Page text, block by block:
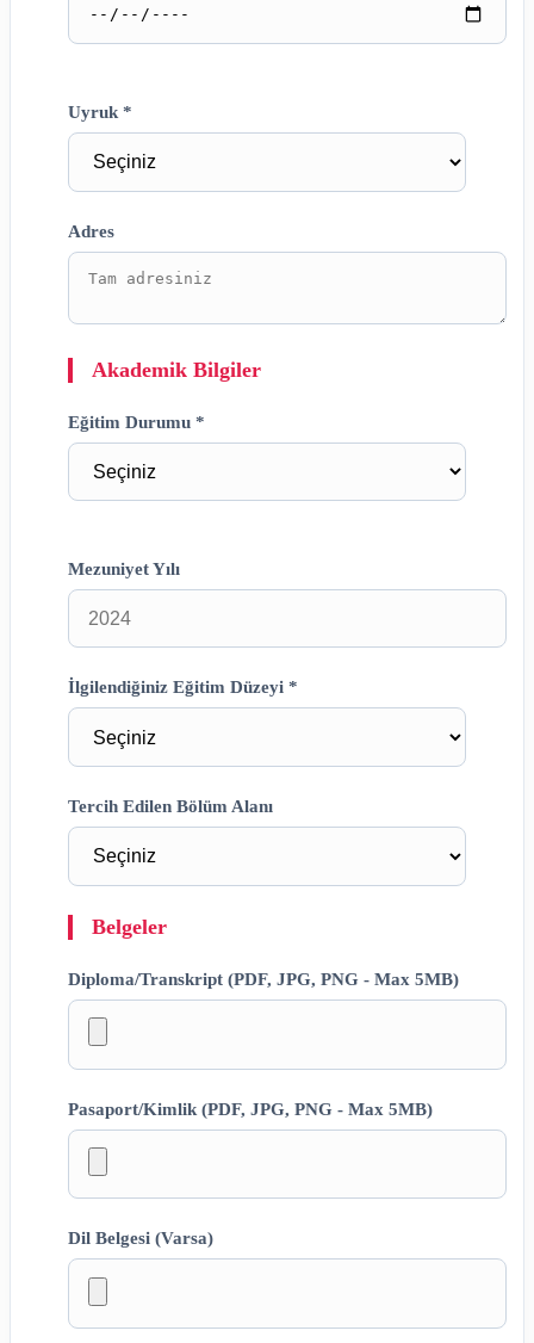
Uyruk *
Adres
Akademik Bilgiler
Eğitim Durumu *
Mezuniyet Yılı
İlgilendiğiniz Eğitim Düzeyi *
Tercih Edilen Bölüm Alanı
Belgeler
Diploma/Transkript (PDF, JPG, PNG - Max 5MB)
Pasaport/Kimlik (PDF, JPG, PNG - Max 5MB)
Dil Belgesi (Varsa)